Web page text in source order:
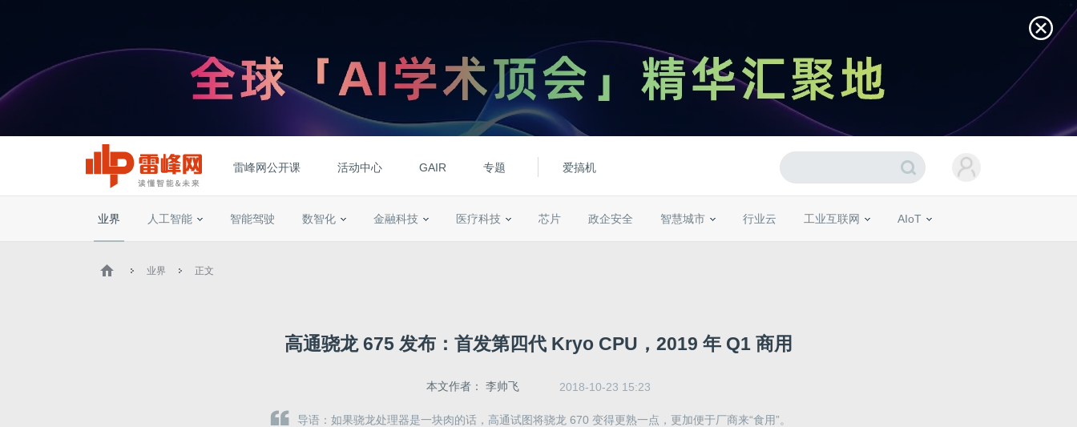
雷峰网公开课 活动中心 GAIR 专题 爱搞机
业界 人工智能 智能驾驶 数智化 金融科技 医疗科技 芯片 政企安全 智慧城市 行业云 工业互联网 AIoT
业界 正文
高通骁龙 675 发布：首发第四代 Kryo CPU，2019 年 Q1 商用
本文作者： 李帅飞 2018-10-23 15:23
导语：如果骁龙处理器是一块肉的话，高通试图将骁龙 670 变得更熟一点，更加便于厂商来“食用”。